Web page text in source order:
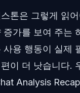
톤은 그렇게 읽
증가를 보여 주는
사용 행동이 실제
이 더 낫습니다.
Analysis